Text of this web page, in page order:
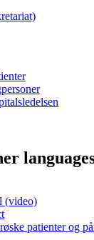
(video)
patienter og